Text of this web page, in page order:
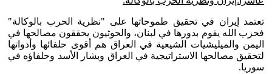
تعتمد إيران في تحقيق طموحاتها على "نظرية الحرب بالوكالة"
فحزب الله يقوم بدورها في لبنان، والحوثيون يحققون مصالحها في
اليمن والميليشيات الشيعية في العراق هم أقوى حلفائها وأدواتها
لتحقيق مصالحها الاستراتيجية في العراق وبشار الأسد وحلفاؤه في
سوريا.